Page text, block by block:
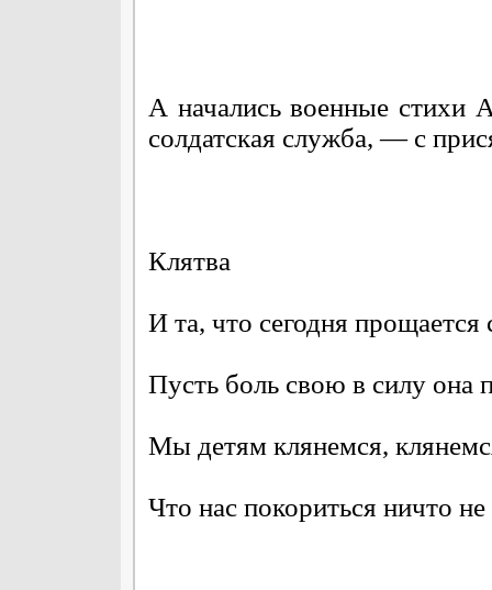
А начались военные стихи
солдатская служба, — с
Клятва
И та, что сегодня
Пусть боль свою в силу она
Мы детям клянемся,
Что нас покориться ничто не